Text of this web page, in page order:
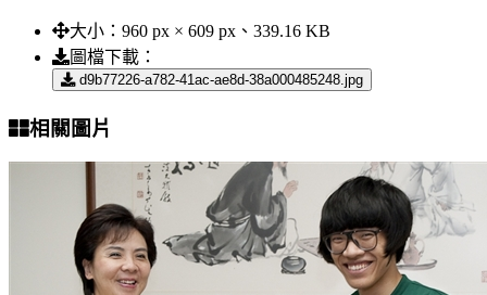
大小： 960 px × 609 px、339.16 KB
圖檔下載：
d9b77226-a782-41ac-ae8d-38a000485248.jpg
相關圖片